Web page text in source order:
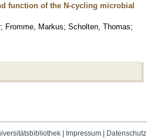
function of the N-cycling microbial
; Fromme, Markus; Scholten, Thomas;
| Impressum| Datenschutz